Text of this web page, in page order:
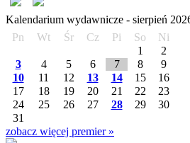
Kalendarium wydawnicze - sierpień
Pn
Wt Śr Cz Pi So
Ni
1
2
3
4 5 6 7 8
9
10
11 12 13 14 15
16
17
18 19 20 21 22
23
24
25 26 27 28 29
30
31
zobacz więcej premier »